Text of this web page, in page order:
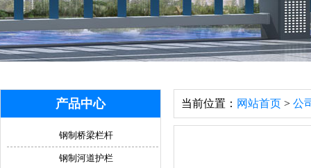
当前位置： 网站首页 > 公
产品中心
钢制桥梁栏杆
钢制河道护栏